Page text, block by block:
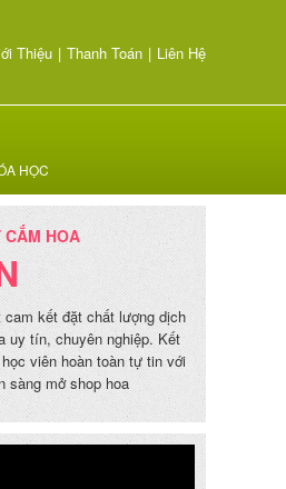
Thiệu | Thanh Toán | Liên Hệ
HỌC
CẮM HOA
cam kết đặt chất lượng dịch
uy tín, chuyên nghiệp. Kết
viên hoàn toàn tự tin với
sàng mở shop hoa